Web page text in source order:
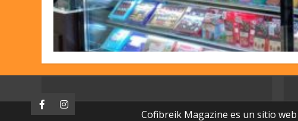
FacebookInstagram Cofibreik Magazine es un sitio